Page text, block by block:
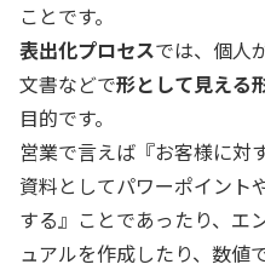
ことです。
表出化プロセスでは、個人
文書などで形として見える
目的です。
営業で言えば『お客様に対
資料としてパワーポイント
する』ことであったり、エ
ュアルを作成したり、数値